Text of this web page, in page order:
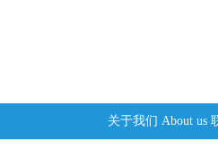
关于我们 About us